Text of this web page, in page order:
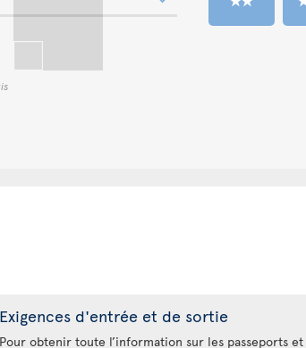
Exigences d'entrée et de sortie
Pour obtenir toute l’information sur les passeports